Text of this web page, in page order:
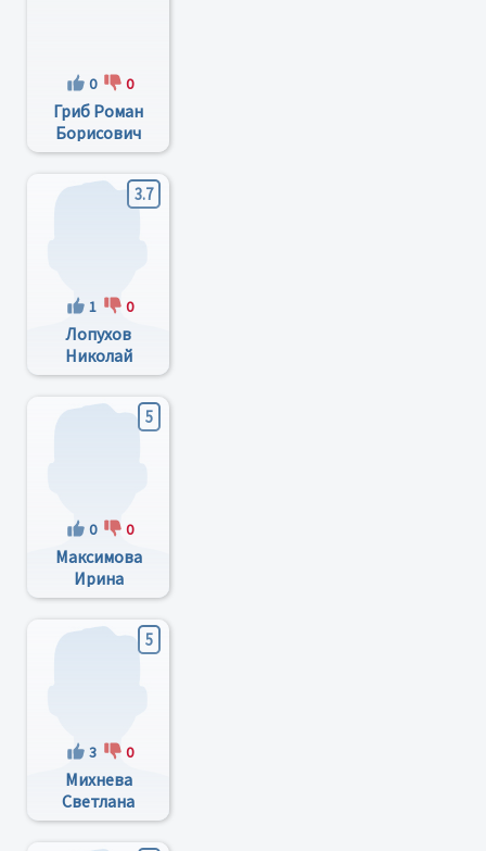
0 0
Гриб Роман
Борисович
3.7
1 0
Лопухов
Николай
Вячеславович
5
0 0
Максимова
Ирина
Васильевна
5
3 0
Михнева
Светлана
Владимировна